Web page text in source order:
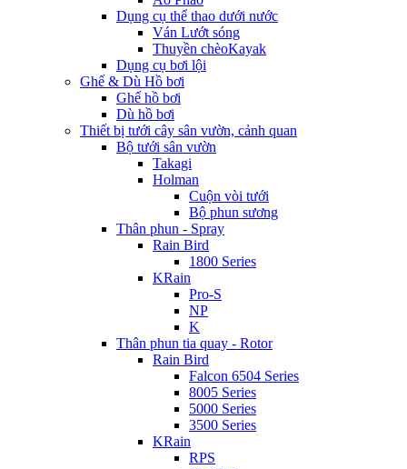
Dụng cụ thể thao dưới nước
Ván Lướt sóng
Thuyền chèoKayak
Dụng cụ bơi lội
Ghế & Dù Hồ bơi
Ghế hồ bơi
Dù hồ bơi
Thiết bị tưới cây sân vườn, cảnh quan
Bộ tưới sân vườn
Takagi
Holman
Cuộn vòi tưới
Bộ phun sương
Thân phun - Spray
Rain Bird
1800 Series
KRain
Pro-S
NP
K
Thân phun tia quay - Rotor
Rain Bird
Falcon 6504 Series
8005 Series
5000 Series
3500 Series
KRain
RPS